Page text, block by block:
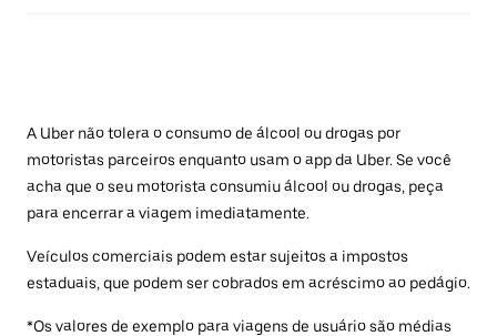
A Uber não tolera o consumo de álcool ou drogas por
motoristas parceiros enquanto usam o app da Uber. Se você
acha que o seu motorista consumiu álcool ou drogas, peça
para encerrar a viagem imediatamente.
Veículos comerciais podem estar sujeitos a impostos
estaduais, que podem ser cobrados em acréscimo ao pedágio.
*Os valores de exemplo para viagens de usuário são médias